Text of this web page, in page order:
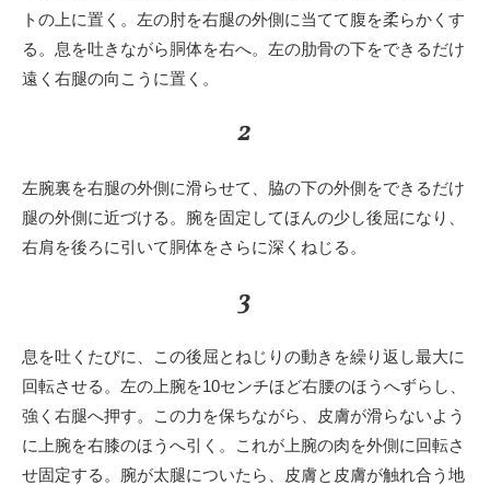
トの上に置く。左の肘を右腿の外側に当てて腹を柔らかくす
る。息を吐きながら胴体を右へ。左の肋骨の下をできるだけ
遠く右腿の向こうに置く。
2
左腕裏を右腿の外側に滑らせて、脇の下の外側をできるだけ
腿の外側に近づける。腕を固定してほんの少し後屈になり、
右肩を後ろに引いて胴体をさらに深くねじる。
3
息を吐くたびに、この後屈とねじりの動きを繰り返し最大に
回転させる。左の上腕を10センチほど右腰のほうへずらし、
強く右腿へ押す。この力を保ちながら、皮膚が滑らないよう
に上腕を右膝のほうへ引く。これが上腕の肉を外側に回転さ
せ固定する。腕が太腿についたら、皮膚と皮膚が触れ合う地